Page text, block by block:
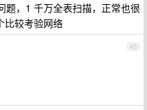
题，1 千万全表扫描，正常也很
比较考验网络
45